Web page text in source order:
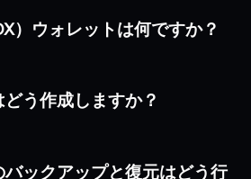
）ウォレットは何ですか？
う作成しますか？
ックアップと復元はどう行